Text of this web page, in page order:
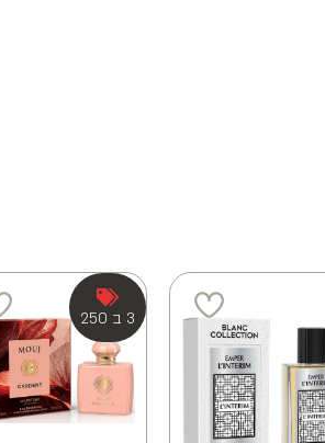
3 ב 250